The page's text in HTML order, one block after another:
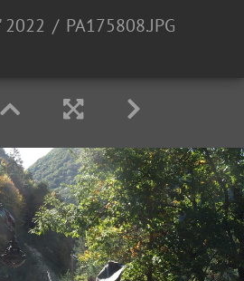
2022 PA175808.JPG